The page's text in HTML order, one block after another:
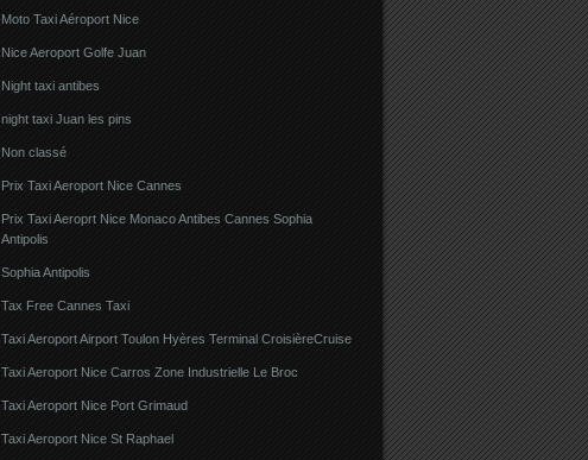
Moto Taxi Aéroport Nice
Nice Aeroport Golfe Juan
Night taxi antibes
night taxi Juan les pins
Non classé
Prix Taxi Aeroport Nice Cannes
Prix Taxi Aeroprt Nice Monaco Antibes Cannes Sophia
Antipolis
Sophia Antipolis
Tax Free Cannes Taxi
Taxi Aeroport Airport Toulon Hyères Terminal CroisièreCruise
Taxi Aeroport Nice Carros Zone Industrielle Le Broc
Taxi Aeroport Nice Port Grimaud
Taxi Aeroport Nice St Raphael